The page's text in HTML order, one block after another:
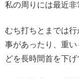
私の周りには最近非
むち打ちとまでは
事があったり、重
どを長時間首を下げ